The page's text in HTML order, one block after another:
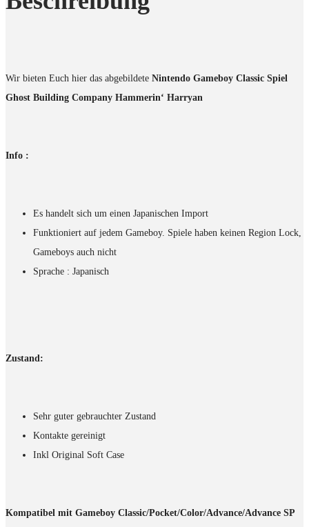
Wir bieten Euch hier das abgebildete Nintendo Gameboy Classic Spiel
Ghost Building Company Hammerin‘ Harryan
Info :
Es handelt sich um einen Japanischen Import
Funktioniert auf jedem Gameboy. Spiele haben keinen Region Lock,
Gameboys auch nicht
Sprache : Japanisch
Zustand:
Sehr guter gebrauchter Zustand
Kontakte gereinigt
Inkl Original Soft Case
Kompatibel mit Gameboy Classic/Pocket/Color/Advance/Advance SP